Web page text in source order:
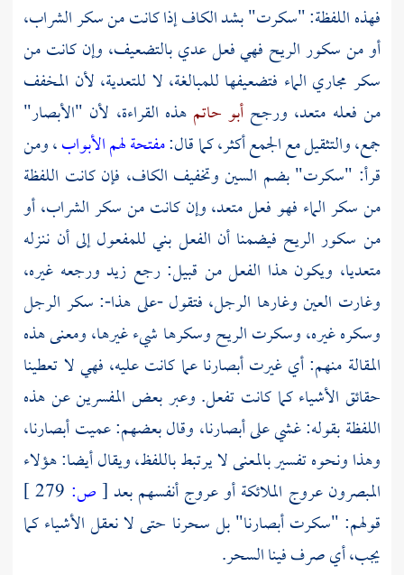
فهذه اللفظة: "سكرت" بشد الكاف إذا كانت من سكر الشراب،
أو من سكور الريح فهي فعل عدي بالتضعيف، وإن كانت من
سكر مجاري الماء فتضعيفها للمبالغة، لا للتعدية، لأن المخفف
من فعله متعد، ورجح أبو حاتمهذه القراءة، لأن "الأبصار"
جمع، والتثقيل مع الجمع أكثر، كما قال:مفتحة لهم الأبواب، ومن
قرأ: "سكرت" بضم السين وتخفيف الكاف، فإن كانت اللفظة
من سكر الماء فهو فعل متعد، وإن كانت من سكر الشراب، أو
من سكور الريح فيضمنا أن الفعل بني للمفعول إلى أن ننزله
متعديا، ويكون هذا الفعل من قبيل: رجع زيد ورجعه غيره،
وغارت العين وغارها الرجل، فتقول -على هذا-: سكر الرجل
وسكره غيره، وسكرت الريح وسكرها شيء غيرها، ومعنى هذه
المقالة منهم: أي غيرت أبصارنا عما كانت عليه، فهي لا تعطينا
حقائق الأشياء كما كانت تفعل. وعبر بعض المفسرين عن هذه
اللفظة بقوله: غشي على أبصارنا، وقال بعضهم: عميت أبصارنا،
وهذا ونحوه تفسير بالمعنى لا يرتبط باللفظ، ويقال أيضا: هؤلاء
المبصرون عروج الملائكة أو عروج أنفسهم بعد[ص:
قولهم: "سكرت أبصارنا" بل سحرنا حتى لا نعقل الأشياء كما
يجب، أي صرف فينا السحر.